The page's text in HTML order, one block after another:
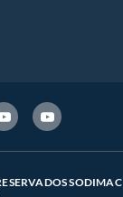
SODIMAC